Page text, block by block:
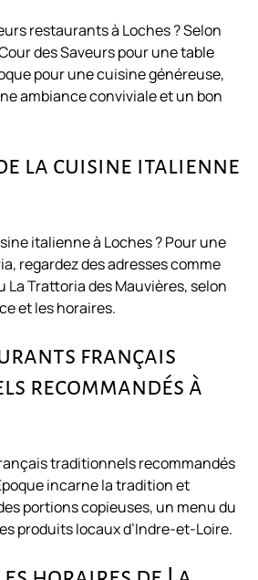
restaurants à Loches ? Selon
des Saveurs pour une table
pour une cuisine généreuse,
ambiance conviviale et un bon
la cuisine italienne
italienne à Loches ? Pour une
regardez des adresses comme
La Trattoria des Mauvières, selon
et les horaires.
français
recommandés à
traditionnels recommandés
incarne la tradition et
portions copieuses, un menu du
produits locaux d’Indre-et-Loire.